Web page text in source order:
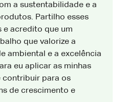
a sustentabilidade e a
Partilho esses
e acredito que um
que valorize a
ambiental e a excelência
eu aplicar as minhas
contribuir para os
de crescimento e